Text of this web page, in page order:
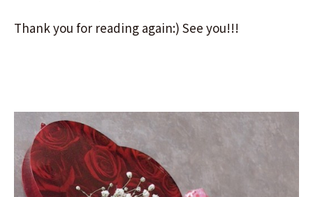
Thank you for reading again:) See you!!!